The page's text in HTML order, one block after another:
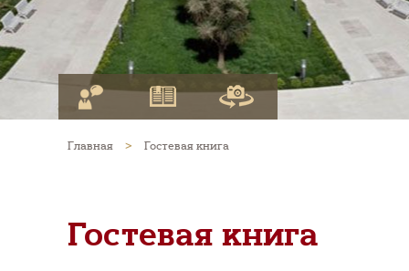
Главная > Гостевая книга
Гостевая книга